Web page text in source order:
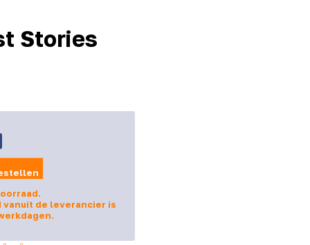
Stories
vanuit de leverancier is